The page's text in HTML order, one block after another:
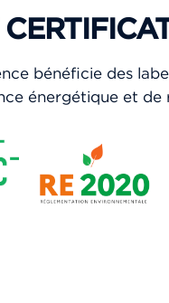
bénéficie des
énergétique et